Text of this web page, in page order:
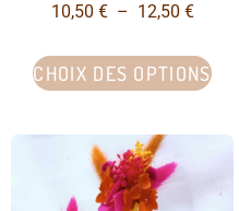
10,50 € – 12,50 €
CHOIX DES OPTIONS